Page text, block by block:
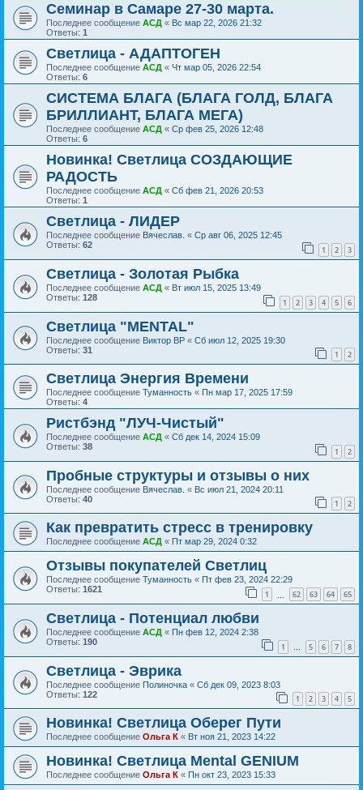
Семинар в Самаре 27-30 марта.
Последнее сообщение АСД « Вс мар 22, 2026 21:32
Ответы: 1
Светлица - АДАПТОГЕН
Последнее сообщение АСД « Чт мар 05, 2026 22:54
Ответы: 6
СИСТЕМА БЛАГА (БЛАГА ГОЛД, БЛАГА
БРИЛЛИАНТ, БЛАГА МЕГА)
Последнее сообщение АСД « Ср фев 25, 2026 12:48
Ответы: 6
Новинка! Светлица СОЗДАЮЩИЕ
РАДОСТЬ
Последнее сообщение АСД « Сб фев 21, 2026 20:53
Ответы: 1
Светлица - ЛИДЕР
Последнее сообщение Вячеслав. « Ср авг 06, 2025 12:45
Ответы: 62 1 2 3
Светлица - Золотая Рыбка
Последнее сообщение АСД « Вт июл 15, 2025 13:49
Ответы: 128 1 2 3 4 5 6
Светлица "MENTAL"
Последнее сообщение Виктор ВР « Сб июл 12, 2025 19:30
Ответы: 31 1 2
Светлица Энергия Времени
Последнее сообщение Туманность « Пн мар 17, 2025 17:59
Ответы: 4
Ристбэнд "ЛУЧ-Чистый"
Последнее сообщение АСД « Сб дек 14, 2024 15:09
Ответы: 38 1 2
Пробные структуры и отзывы о них
Последнее сообщение Вячеслав. « Вс июл 21, 2024 20:11
Ответы: 40 1 2
Как превратить стресс в тренировку
Последнее сообщение АСД « Пт мар 29, 2024 0:32
Отзывы покупателей Светлиц
Последнее сообщение Туманность « Пт фев 23, 2024 22:29
Ответы: 1621 1 62 63 64 65
Светлица - Потенциал любви
Последнее сообщение АСД « Пн фев 12, 2024 2:38
Ответы: 190 1 … 5 6 7 8
Светлица - Эврика
Последнее сообщение Полиночка « Сб дек 09, 2023 8:03
Ответы: 122 1 2 3 4 5
Новинка! Светлица Оберег Пути
Последнее сообщение Ольга К « Вт ноя 21, 2023 14:22
Новинка! Светлица Mental GENIUM
Последнее сообщение Ольга К « Пн окт 23, 2023 15:33